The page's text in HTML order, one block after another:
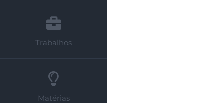
Trabalhos
Matérias